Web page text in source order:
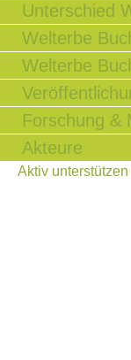
Unterschied
Welterbe
Welterbe
Forschung &
Akteure
Aktiv unterstützen